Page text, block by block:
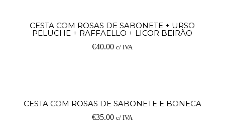
CESTA COM ROSAS DE SABONETE + URSO
PELUCHE + RAFFAELLO + LICOR BEIRÃO
€40.00 c/ IVA
CESTA COM ROSAS DE SABONETE E BONECA
€35.00 c/ IVA